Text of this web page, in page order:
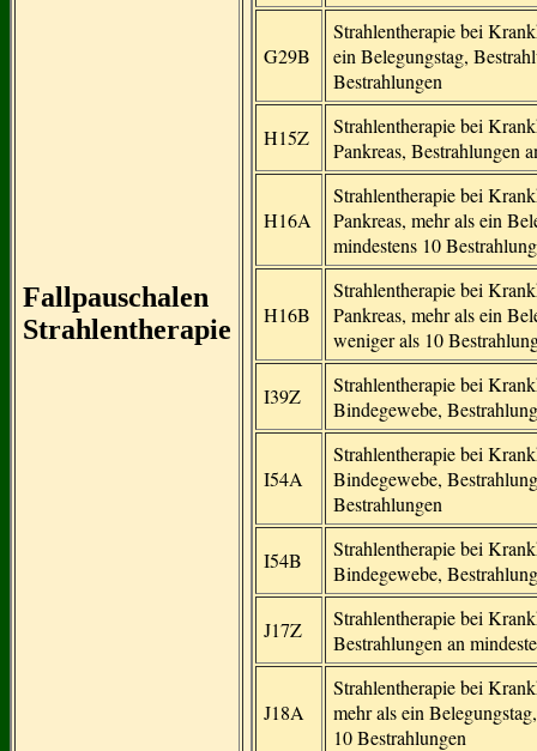
Fallpauschalen
Strahlentherapie
G29B
Strahlentherapie bei
ein Belegungstag,
Bestrahlungen
H15Z
Strahlentherapie bei
Pankreas, Bestrahlungen
H16A
Strahlentherapie bei
Pankreas, mehr als ein
mindestens 10
H16B
Strahlentherapie bei
Pankreas, mehr als ein
weniger als 10
I39Z
Strahlentherapie bei
Bindegewebe,
I54A
Strahlentherapie bei
Bindegewebe,
Bestrahlungen
I54B
Strahlentherapie bei
Bindegewebe,
J17Z
Strahlentherapie bei
Bestrahlungen an
J18A
Strahlentherapie bei
mehr als ein
10 Bestrahlungen